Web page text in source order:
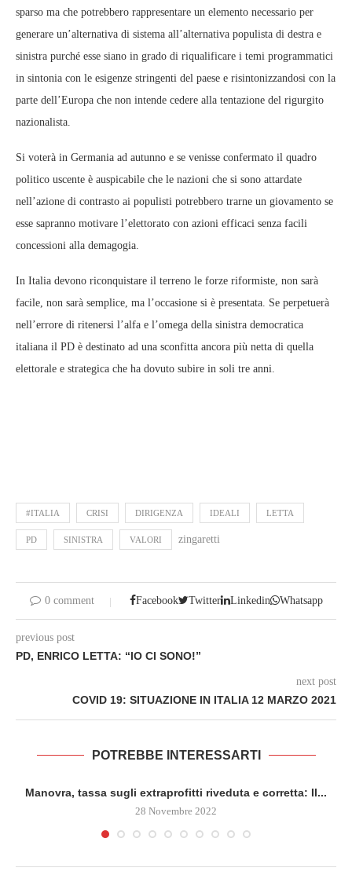
sparso ma che potrebbero rappresentare un elemento necessario per
generare un’alternativa di sistema all’alternativa populista di destra e
sinistra purché esse siano in grado di riqualificare i temi programmatici
in sintonia con le esigenze stringenti del paese e risintonizzandosi con la
parte dell’Europa che non intende cedere alla tentazione del rigurgito
nazionalista.
Si voterà in Germania ad autunno e se venisse confermato il quadro
politico uscente è auspicabile che le nazioni che si sono attardate
nell’azione di contrasto ai populisti potrebbero trarne un giovamento se
esse sapranno motivare l’elettorato con azioni efficaci senza facili
concessioni alla demagogia.
In Italia devono riconquistare il terreno le forze riformiste, non sarà
facile, non sarà semplice, ma l’occasione si è presentata. Se perpetuerà
nell’errore di ritenersi l’alfa e l’omega della sinistra democratica
italiana il PD è destinato ad una sconfitta ancora più netta di quella
elettorale e strategica che ha dovuto subire in soli tre anni.
#ITALIA CRISI DIRIGENZA IDEALI LETTA
PD SINISTRA VALORI zingaretti
0 comment Facebook Twitter Linkedin Whatsapp
previous post
PD, ENRICO LETTA: “IO CI SONO!”
next post
COVID 19: SITUAZIONE IN ITALIA 12 MARZO 2021
POTREBBE INTERESSARTI
Manovra, tassa sugli extraprofitti riveduta e corretta: Il...
28 Novembre 2022